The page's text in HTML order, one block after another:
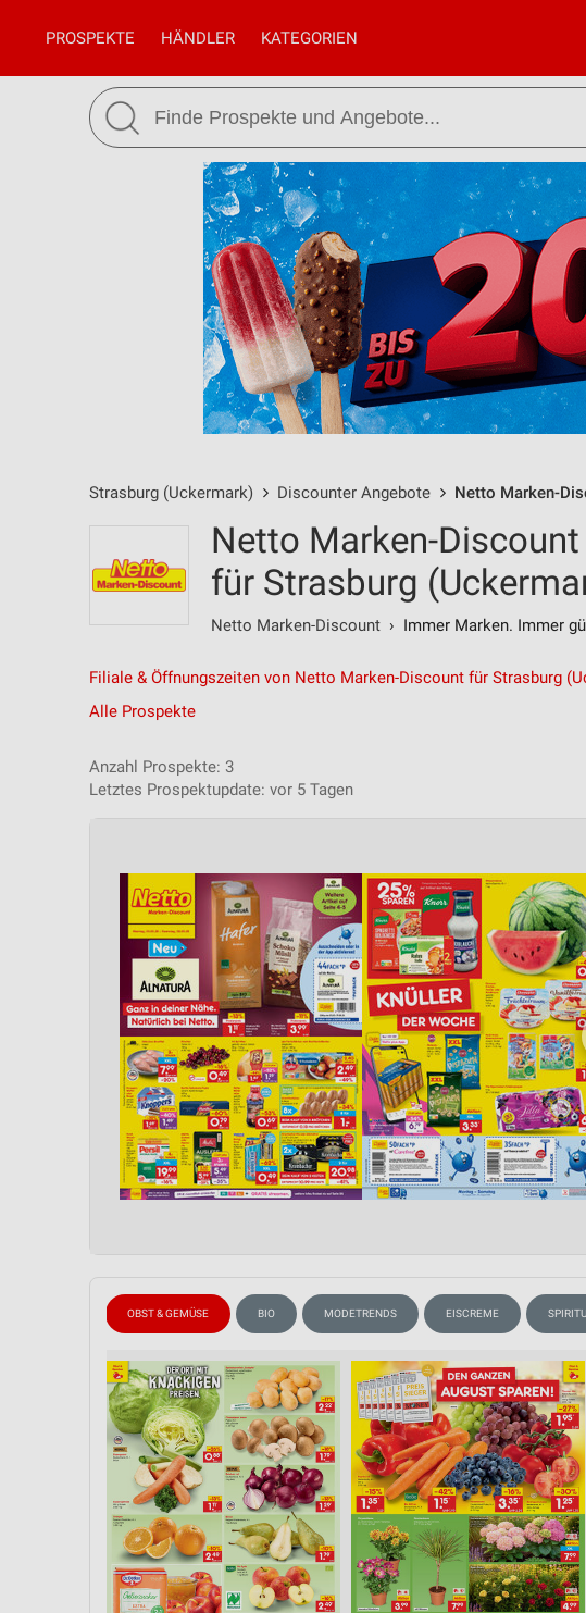
PROSPEKTE HÄNDLER KATEGORIEN
Strasburg (Uckermark) Discounter Angebote Netto Marken-
Netto Marken-
für Strasburg
Netto Marken-Discount › Immer Marken. Immer
Filiale & Öffnungszeiten von Netto Marken-Discount für Strasburg
Alle Prospekte
Anzahl Prospekte: 3
Letztes Prospektupdate: vor 5 Tagen
OBST & GEMÜSE BIO MODETRENDS EISCREME